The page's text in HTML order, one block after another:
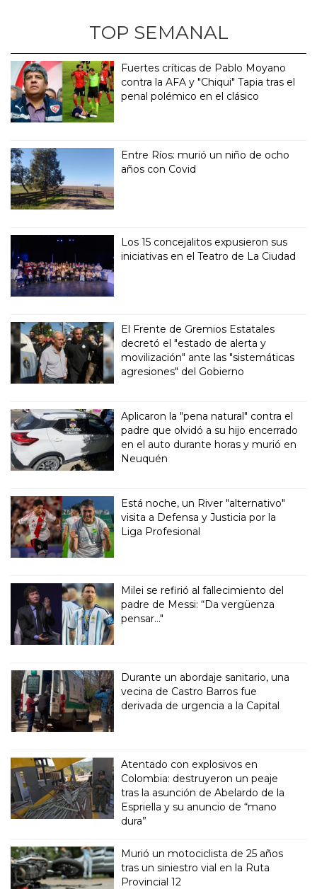
TOP SEMANAL
Fuertes críticas de Pablo Moyano
contra la AFA y "Chiqui" Tapia tras el
penal polémico en el clásico
Entre Ríos: murió un niño de ocho
años con Covid
Los 15 concejalitos expusieron sus
iniciativas en el Teatro de La Ciudad
El Frente de Gremios Estatales
decretó el "estado de alerta y
movilización" ante las "sistemáticas
agresiones" del Gobierno
Aplicaron la "pena natural" contra el
padre que olvidó a su hijo encerrado
en el auto durante horas y murió en
Neuquén
Está noche, un River "alternativo"
visita a Defensa y Justicia por la
Liga Profesional
Milei se refirió al fallecimiento del
padre de Messi: “Da vergüenza
pensar..."
Durante un abordaje sanitario, una
vecina de Castro Barros fue
derivada de urgencia a la Capital
Atentado con explosivos en
Colombia: destruyeron un peaje
tras la asunción de Abelardo de la
Espriella y su anuncio de “mano
dura”
Murió un motociclista de 25 años
tras un siniestro vial en la Ruta
Provincial 12